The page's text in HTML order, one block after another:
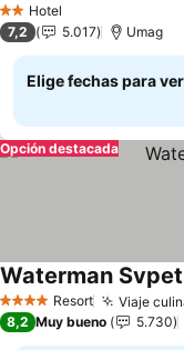
2 Estrellas
Hotel
7,2 5.017 Umag
Elige fechas para
Opción destacada
4 EstrellasResort Viaje
Waterman
8,2 Muy bueno 5.730